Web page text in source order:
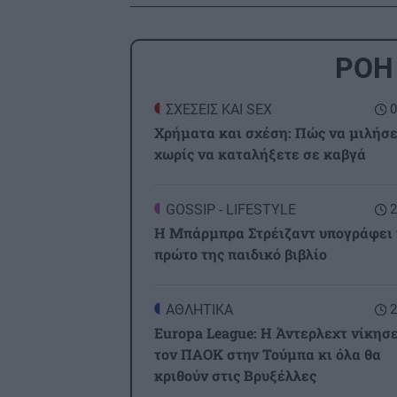
ΡΟΗ
ΣΧΕΣΕΙΣ ΚΑΙ SEX
Χρήματα και σχέση: Πώς να
χωρίς να καταλήξετε σε καβγά
GOSSIP - LIFESTYLE
Η Μπάρμπρα Στρέιζαντ υπογράφει
πρώτο της παιδικό βιβλίο
ΑΘΛΗΤΙΚΑ
Europa League: Η Άντερλεχτ
τον ΠΑΟΚ στην Τούμπα κι όλα θα
κριθούν στις Βρυξέλλες